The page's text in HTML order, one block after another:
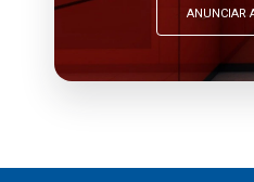
ANUNCIAR